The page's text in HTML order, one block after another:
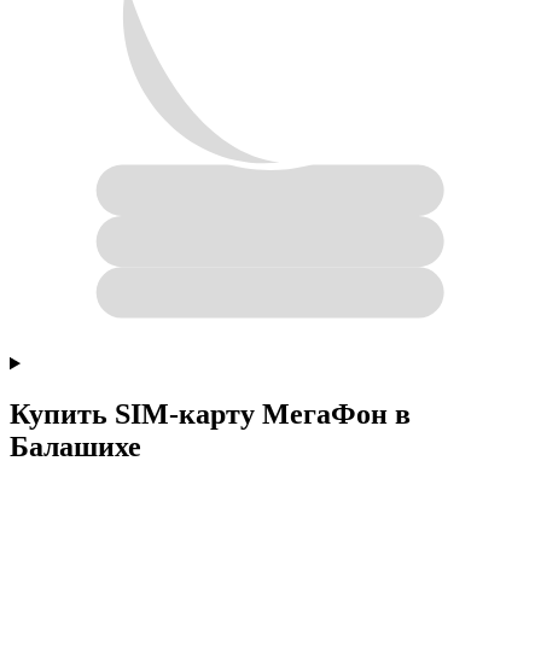
Купить SIM-карту МегаФон в
Балашихе